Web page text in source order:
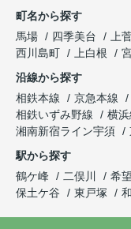
町名から探す
馬場
四季美台 上
西川島町
上白根
沿線から探す
相鉄本線
京急本線
相鉄いずみ野線
横浜
湘南新宿ライン宇須
駅から探す
鶴ケ峰
二俣川 希
保土ケ谷
東戸塚